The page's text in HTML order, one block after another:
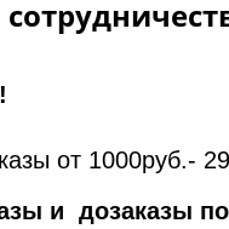
от 1000руб.-
и дозаказы